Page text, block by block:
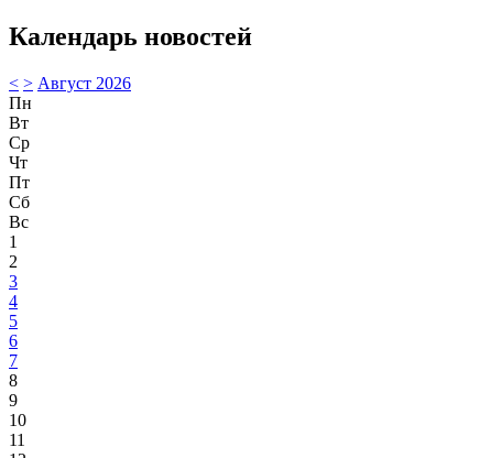
Календарь новостей
< > Август 2026
Пн
Вт
Ср
Чт
Пт
Сб
Вс
1
2
3
4
5
6
7
8
9
10
11